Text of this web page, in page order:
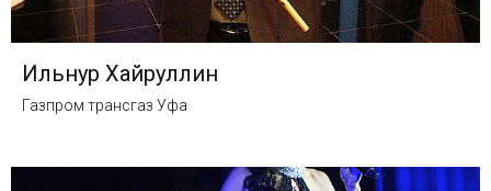
Ильнур Хайруллин
Газпром трансгаз Уфа